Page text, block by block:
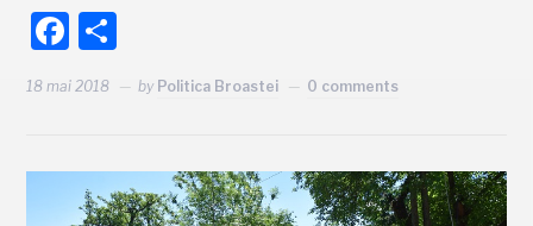
Facebook
18 mai 2018 by Politica Broastei 0 comments